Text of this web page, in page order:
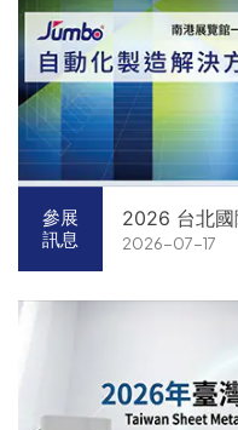
參展
訊息
2026 台北國
2026-07-17